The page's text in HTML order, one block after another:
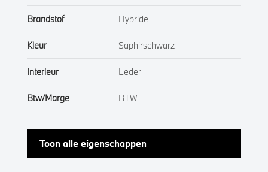
Brandstof Hybride
Kleur Saphirschwarz
Interieur Leder
Btw/Marge BTW
Toon alle eigenschappen